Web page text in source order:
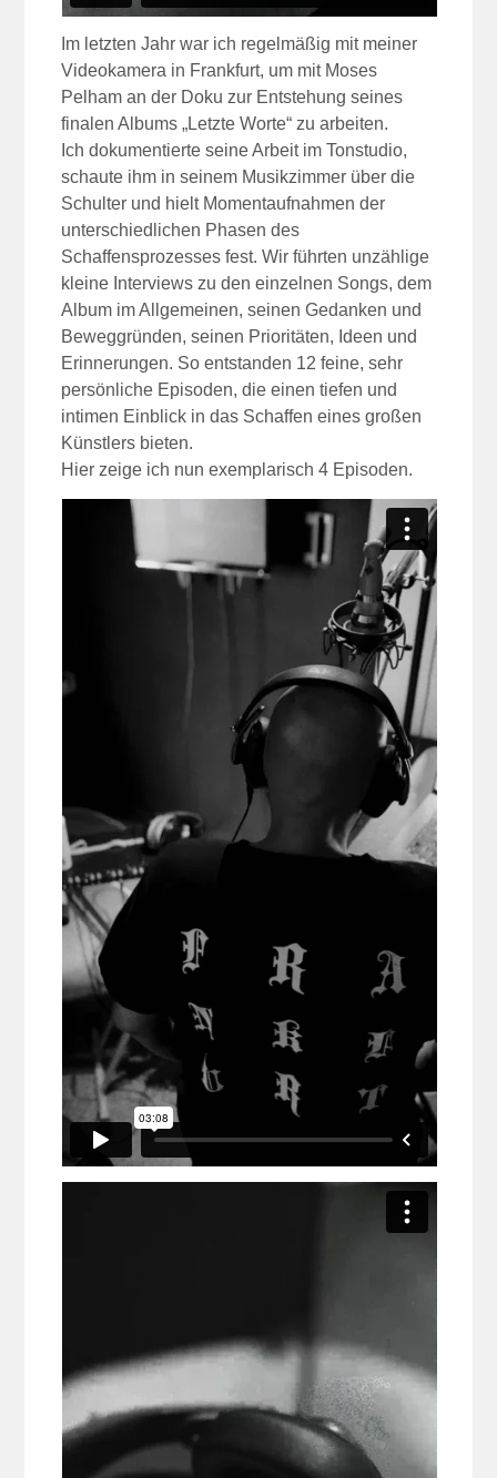
Im letzten Jahr war ich regelmäßig mit meiner
Videokamera in Frankfurt, um mit Moses
Pelham an der Doku zur Entstehung seines
finalen Albums „Letzte Worte“ zu arbeiten.
Ich dokumentierte seine Arbeit im Tonstudio,
schaute ihm in seinem Musikzimmer über die
Schulter und hielt Momentaufnahmen der
unterschiedlichen Phasen des
Schaffensprozesses fest. Wir führten unzählige
kleine Interviews zu den einzelnen Songs, dem
Album im Allgemeinen, seinen Gedanken und
Beweggründen, seinen Prioritäten, Ideen und
Erinnerungen. So entstanden 12 feine, sehr
persönliche Episoden, die einen tiefen und
intimen Einblick in das Schaffen eines großen
Künstlers bieten.
Hier zeige ich nun exemplarisch 4 Episoden.